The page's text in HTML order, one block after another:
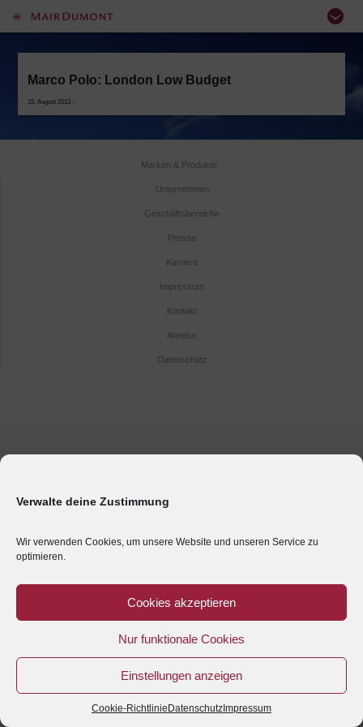
Verwalte deine Zustimmung
Wir verwenden Cookies, um unsere Website und unseren Service zu
optimieren.
Cookies akzeptieren
Nur funktionale Cookies
Einstellungen anzeigen
Cookie-Richtlinie Datenschutz Impressum
Marco Polo: London Low Budget
15. August 2013 -
Marken & Produkte
Unternehmen
Geschäftsbereiche
Presse
Karriere
Impressum
Kontakt
Anreise
Datenschutz